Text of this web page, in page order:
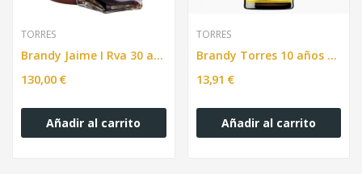
TORRES
Brandy Jaime I Rva 30 años bot. 70cl
130,00 €
Añadir al carrito
TORRES
Brandy Torres 10 años G.Rva bot.70 cl
13,91 €
Añadir al carrito